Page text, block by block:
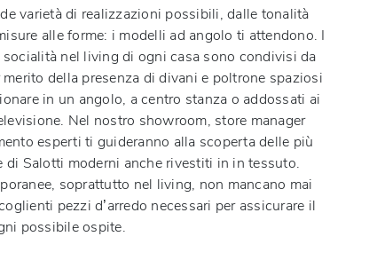
varietà di realizzazioni possibili, dalle tonalità
alle forme: i modelli ad angolo ti attendono. I
socialità nel living di ogni casa sono condivisi da
della presenza di divani e poltrone spaziosi
in un angolo, a centro stanza o addossati ai
Nel nostro showroom, store manager
esperti ti guideranno alla scoperta delle più
di Salotti moderni anche rivestiti in in tessuto.
soprattutto nel living, non mancano mai
pezzi d’arredo necessari per assicurare il
possibile ospite.